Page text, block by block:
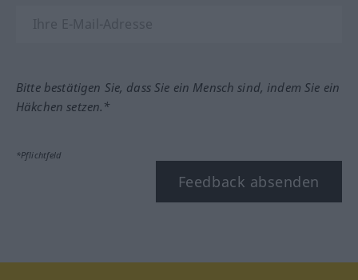
Bitte bestätigen Sie, dass Sie ein Mensch sind, indem Sie ein
Häkchen setzen.*
*Pflichtfeld
Feedback absenden